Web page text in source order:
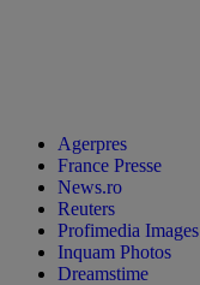
Agerpres
France Presse
News.ro
Reuters
Profimedia Images
Inquam Photos
Dreamstime